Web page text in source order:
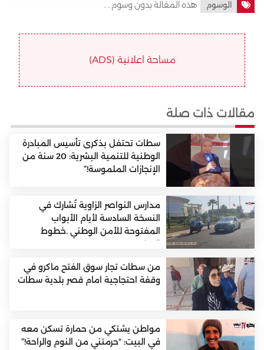
الوسوم هذه المقالة بدون وسوم . .
مساحة اعلانية (ADS)
مقالات ذات صلة
سطات تحتفل بذكرى تأسيس المبادرة
الوطنية للتنمية البشرية: 20 سنة من
الإنجازات الملموسة!”
مدارس النواصر الزاوية تُشارك في
النسخة السادسة لأيام الأبواب
المفتوحة للأمن الوطني .خطوط
النواصر
من سطات تجار سوق الفتح ماكرو في
وقفة احتجاجية امام قصر بلدية سطات
مواطن يشتكي من حمارة تسكن معه
في البيت: “حرمتني من النوم والراحة!”